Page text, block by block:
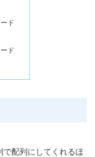
ド
ド
配列にしてくれるほ